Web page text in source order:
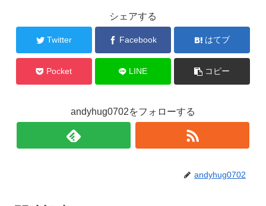
シェアする
Twitter Facebook はてブ
Pocket LINE コピー
andyhug0702をフォローする
andyhug0702